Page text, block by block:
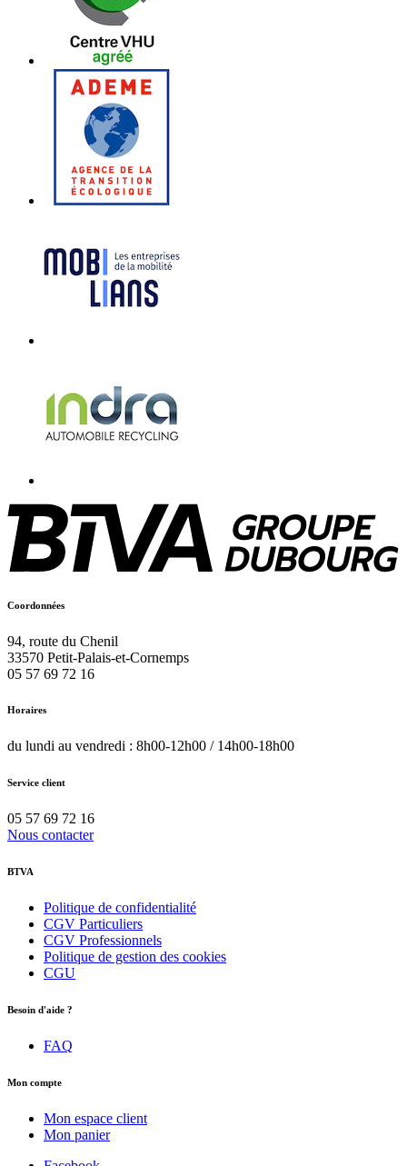
Coordonnées
94, route du Chenil
33570 Petit-Palais-et-Cornemps
05 57 69 72 16
Horaires
du lundi au vendredi : 8h00-12h00 / 14h00-18h00
Service client
05 57 69 72 16
Nous contacter
BTVA
Politique de confidentialité
CGV Particuliers
CGV Professionnels
Politique de gestion des cookies
CGU
Besoin d'aide ?
FAQ
Mon compte
Mon espace client
Mon panier